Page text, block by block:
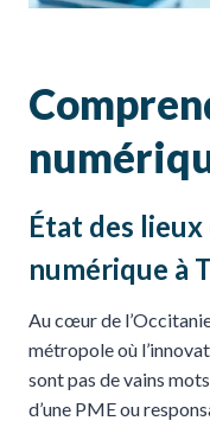
État des
numérique à
Au cœur de
métropole où
sont pas de vains
d’une PME ou